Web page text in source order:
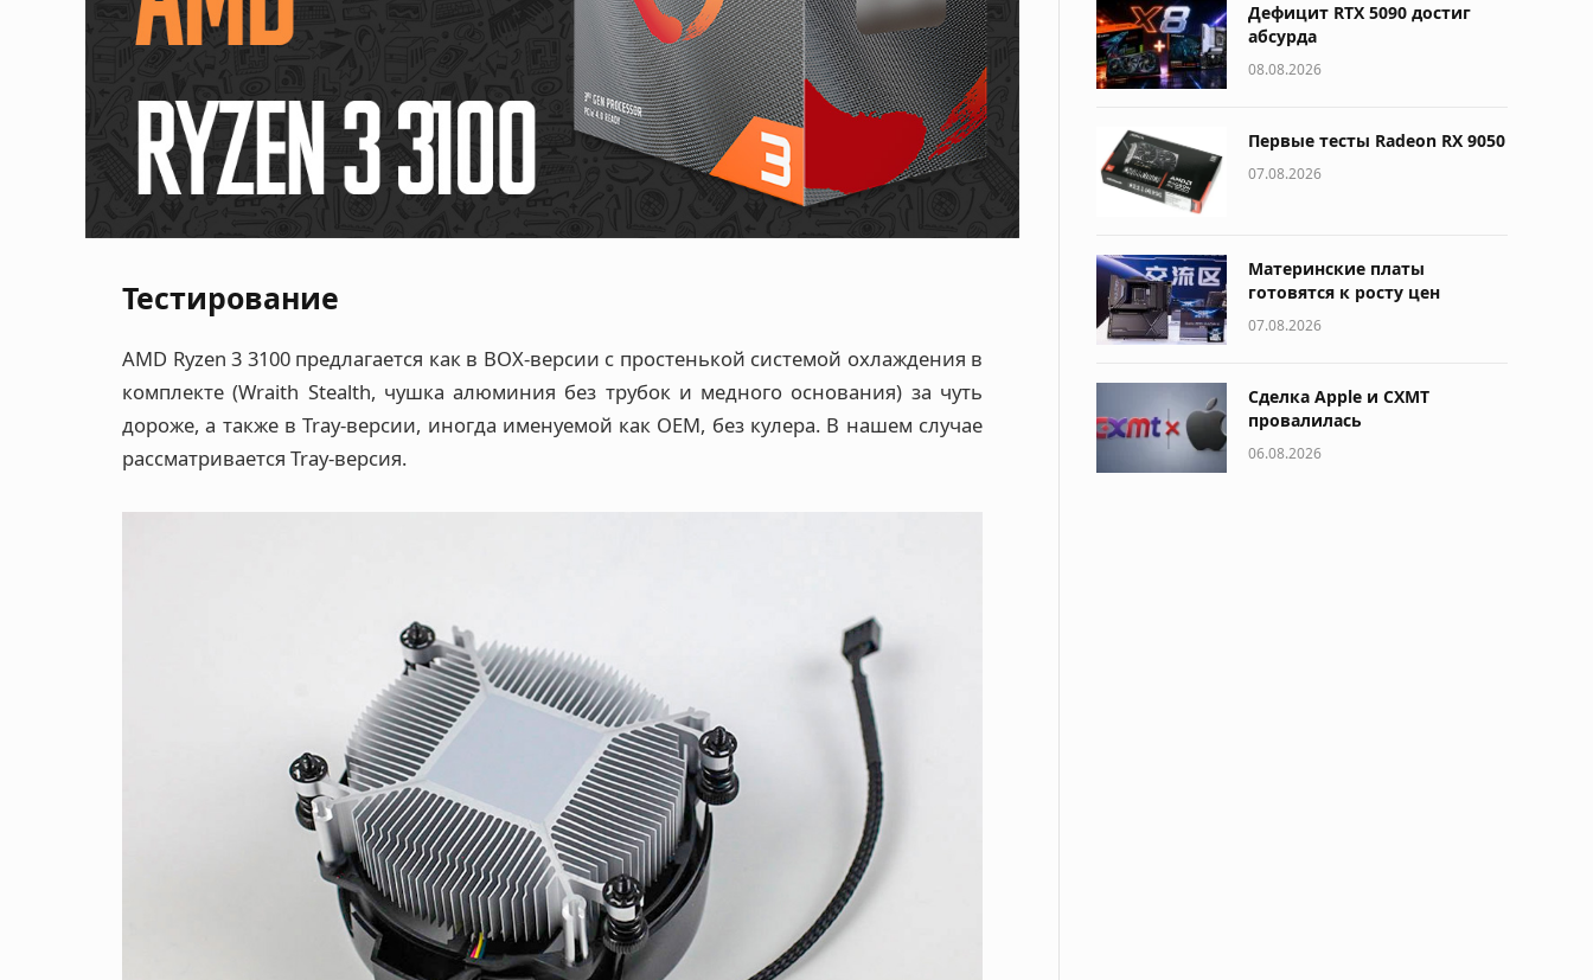
Тестирование
AMD Ryzen 3 3100 предлагается как в BOX-версии с простенькой системой охлаждения в
комплекте (Wraith Stealth, чушка алюминия без трубок и медного основания) за чуть
дороже, а также в Tray-версии, иногда именуемой как OEM, без кулера. В нашем случае
рассматривается Tray-версия.
Дефицит RTX 5090 достиг
абсурда
08.08.2026
Первые тесты Radeon RX 9050
07.08.2026
Материнские платы
готовятся к росту цен
07.08.2026
Сделка Apple и CXMT
провалилась
06.08.2026